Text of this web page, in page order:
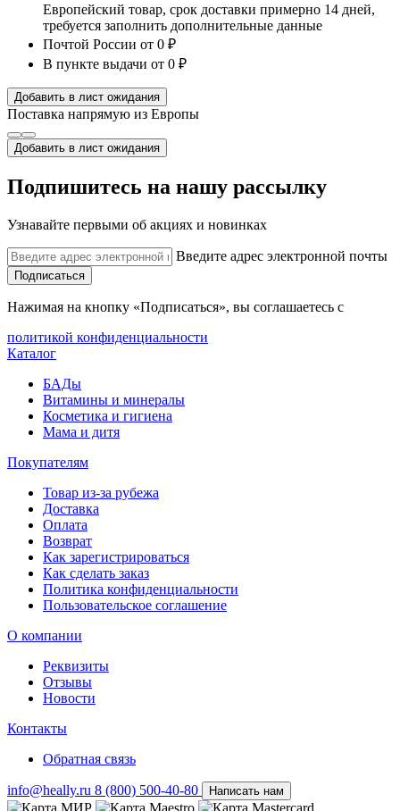
Европейский товар, срок доставки примерно 14 дней,
требуется заполнить дополнительные данные
Почтой России от 0 ₽
В пункте выдачи от 0 ₽
Добавить в лист ожидания
Поставка напрямую из Европы
Добавить в лист ожидания
Подпишитесь на нашу рассылку
Узнавайте первыми об акциях и новинках
Введите адрес электронной почты
Подписаться
Нажимая на кнопку «Подписаться», вы соглашаетесь с
политикой конфиденциальности
Каталог
БАДы
Витамины и минералы
Косметика и гигиена
Мама и дитя
Покупателям
Товар из-за рубежа
Доставка
Оплата
Возврат
Как зарегистрироваться
Как сделать заказ
Политика конфиденциальности
Пользовательское соглашение
О компании
Реквизиты
Отзывы
Новости
Контакты
Обратная связь
info@heally.ru 8 (800) 500-40-80 Написать нам